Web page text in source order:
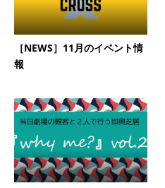
［NEWS］11月のイベント情
報